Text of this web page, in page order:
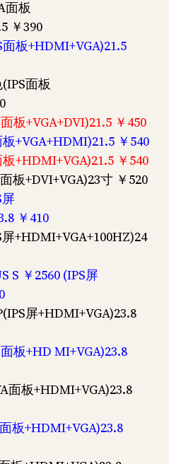
面板
￥390
板+HDMI+VGA)21.5
面板
板+VGA+DVI)21.5 ￥450
+VGA+HDMI)21.5 ￥540
+HDMI+VGA)21.5 ￥540
板+DVI+VGA)23寸 ￥520
￥410
+HDMI+VGA+100HZ)24
S ￥2560 (IPS屏
屏+HDMI+VGA)23.8
板+HD MI+VGA)23.8
面板+HDMI+VGA)23.8
板+HDMI+VGA)23.8